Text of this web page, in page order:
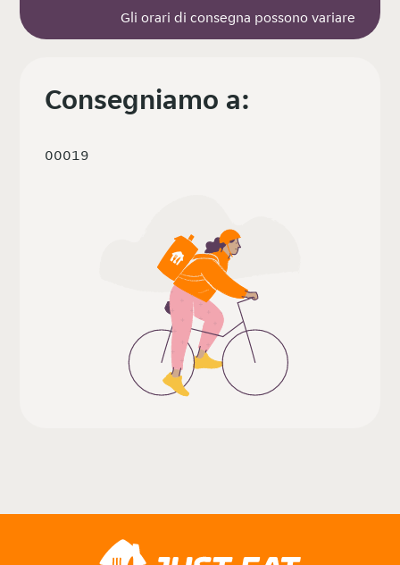
Gli orari di consegna possono variare
Consegniamo a:
00019